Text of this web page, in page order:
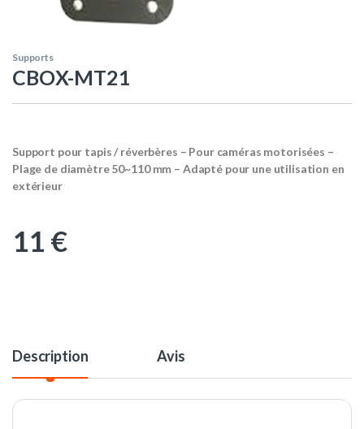
Supports
CBOX-MT21
Support pour tapis / réverbères – Pour caméras motorisées –
Plage de diamètre 50~110 mm – Adapté pour une utilisation en
extérieur
11 €
Description Avis